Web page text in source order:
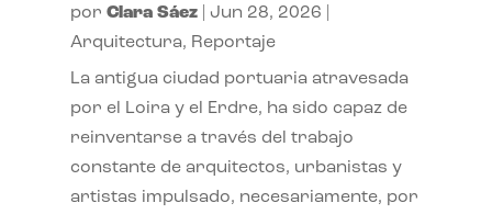
por Clara Sáez| Jun 28, 2026
Arquitectura, Reportaje
La antigua ciudad portuaria atravesada
por el Loira y el Erdre, ha sido capaz de
reinventarse a través del trabajo
constante de arquitectos, urbanistas y
artistas impulsado, necesariamente, por